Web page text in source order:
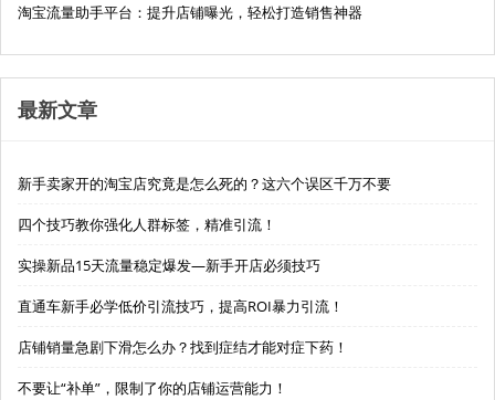
淘宝流量助手平台：提升店铺曝光，轻松打造销售神器
最新文章
新手卖家开的淘宝店究竟是怎么死的？这六个误区千万不要
四个技巧教你强化人群标签，精准引流！
实操新品15天流量稳定爆发—新手开店必须技巧
直通车新手必学低价引流技巧，提高ROI暴力引流！
店铺销量急剧下滑怎么办？找到症结才能对症下药！
不要让“补单”，限制了你的店铺运营能力！